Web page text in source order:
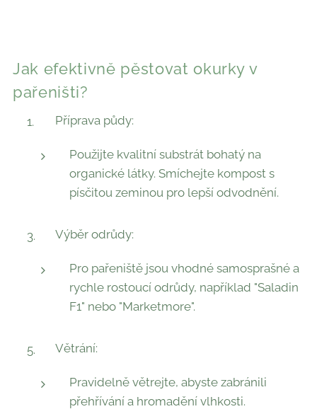
Jak efektivně pěstovat okurky v
pařeništi?
Příprava půdy:
Použijte kvalitní substrát bohatý na
organické látky. Smíchejte kompost s
písčitou zeminou pro lepší odvodnění.
Výběr odrůdy:
Pro pařeniště jsou vhodné samosprašné a
rychle rostoucí odrůdy, například "Saladin
F1" nebo "Marketmore".
Větrání:
Pravidelně větrejte, abyste zabránili
přehřívání a hromadění vlhkosti.